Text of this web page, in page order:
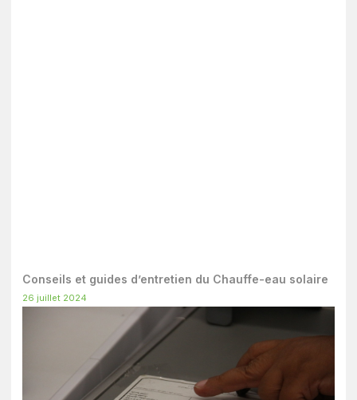
Conseils et guides d’entretien du Chauffe-eau solaire
26 juillet 2024